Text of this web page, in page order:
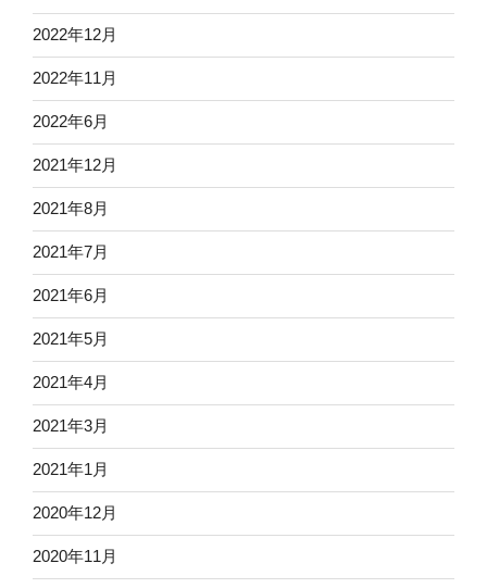
2022年12月
2022年11月
2022年6月
2021年12月
2021年8月
2021年7月
2021年6月
2021年5月
2021年4月
2021年3月
2021年1月
2020年12月
2020年11月